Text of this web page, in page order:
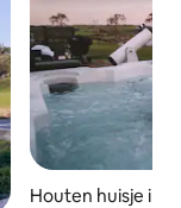
Houten huisje in